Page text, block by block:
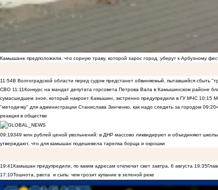
Камышане предположили, что сорную траву, которой зарос город, уберут к Арбузному
11:54В Волгоградской области перед судом предстанет обвиняемый, пытавшийся сбыть
СВО 11:11Конкурс на мандат депутата горсовета Петрова Вала в Камышинском районе
сумасшедшем зное, который накроет Камышин, экстренно предупредили в ГУ МЧС 10:15
"методичку" для администрации Станислава Зинченко, как надо следить за городом 09:20
реакция в обществе
09:19349 млн рублей ценой увольнений: в ДНР массово ликвидируют и объединяют
утверждают, что для камышан подешевела тарелка борща и окрошки
19:41Камышан предупредили, по каким адресам отключат свет завтра, 6 августа 19:35
17:10Тошнота, рвота и сыпь: чем грозит купание в зеленой реке